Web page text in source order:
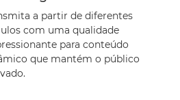
a partir de diferentes
com uma qualidade
para conteúdo
que mantém o público